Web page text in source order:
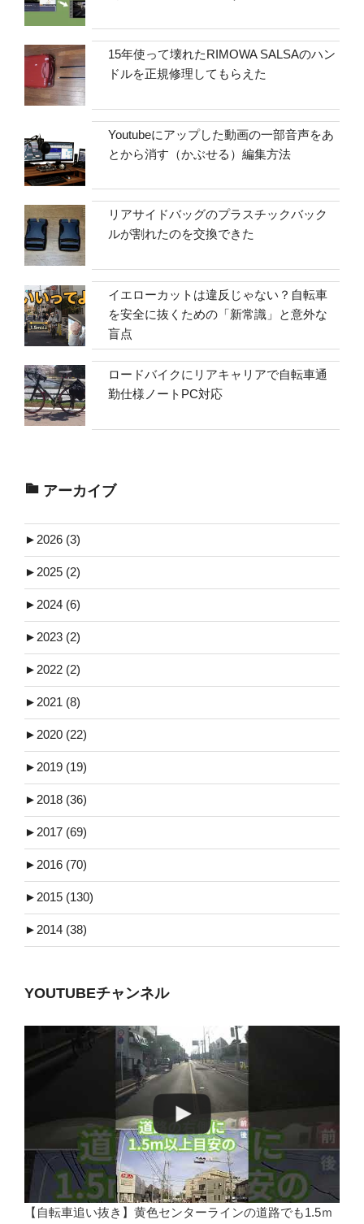
15年使って壊れたRIMOWA SALSAのハン
ドルを正規修理してもらえた
Youtubeにアップした動画の一部音声をあ
とから消す（かぶせる）編集方法
リアサイドバッグのプラスチックバック
ルが割れたのを交換できた
イエローカットは違反じゃない？自転車
を安全に抜くための「新常識」と意外な
盲点
ロードバイクにリアキャリアで自転車通
勤仕様ノートPC対応
アーカイブ
► 2026 (3)
► 2025 (2)
► 2024 (6)
► 2023 (2)
► 2022 (2)
► 2021 (8)
► 2020 (22)
► 2019 (19)
► 2018 (36)
► 2017 (69)
► 2016 (70)
► 2015 (130)
► 2014 (38)
YOUTUBEチャンネル
【自転車追い抜き】黄色センターラインの道路でも1.5ｍ